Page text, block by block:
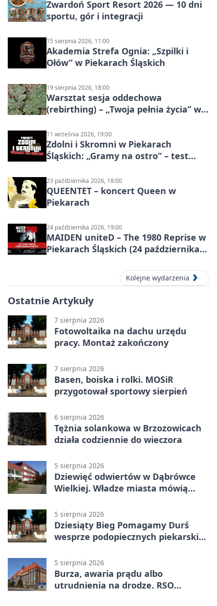
Zwardoń Sport Resort 2026 — 10 dni
sportu, gór i integracji
15 sierpnia 2026, 11:00
Akademia Strefa Ognia: „Szpilki i
Ołów” w Piekarach Śląskich
19 sierpnia 2026, 18:00
Warsztat sesja oddechowa
(rebirthing) – „Twoja pełnia życia” w
11 września 2026, 19:00
Zdolni i Skromni w Piekarach
Śląskich: „Gramy na ostro” – test
23 października 2026, 18:00
QUEENTET – koncert Queen w
Piekarach
24 października 2026, 19:00
MAIDEN uniteD – The 1980 Reprise w
Piekarach Śląskich (24 października
Kolejne wydarzenia
Ostatnie Artykuły
7 sierpnia 2026
Fotowoltaika na dachu urzędu
pracy. Montaż zakończony
7 sierpnia 2026
Basen, boiska i rolki. MOSiR
przygotował sportowy sierpień
6 sierpnia 2026
Tężnia solankowa w Brzozowicach
działa codziennie do wieczora
5 sierpnia 2026
Dziewięć odwiertów w Dąbrówce
Wielkiej. Władze miasta mówią
5 sierpnia 2026
Dziesiąty Bieg Pomagamy Durś
wesprze podopiecznych piekarskich
5 sierpnia 2026
Burza, awaria prądu albo
utrudnienia na drodze. RSO